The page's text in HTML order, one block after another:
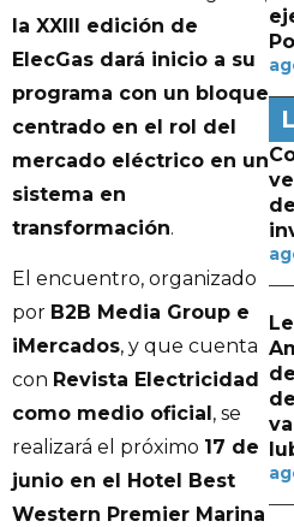
la XXIII edición de
ElecGas dará inicio a su
programa con un bloque
centrado en el rol del
mercado eléctrico en un
sistema en
transformación.
El encuentro, organizado
por B2B Media Group e
iMercados, y que cuenta
con Revista Electricidad
como medio oficial , se
realizará el próximo 17 de
junio en el Hotel Best
Western Premier Marina